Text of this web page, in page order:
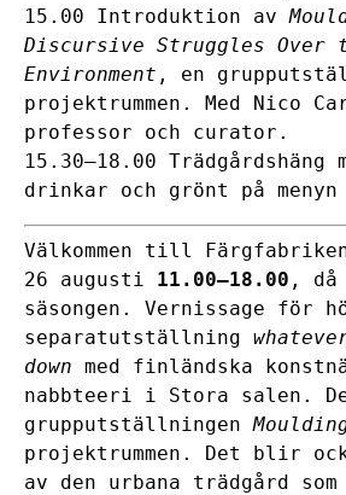
15.00 Introduktion av
Discursive Struggles Over
Environment , en
projektrummen. Med Nico
professor och curator.
15.30–18.00 Trädgårdshäng
drinkar och grönt på
Välkommen till
26 augusti 11.00–18.00 , då
säsongen. Vernissage för
separatutställning
down med finländska
nabbteeri i Stora salen.
grupputställningen
projektrummen. Det blir
av den urbana trädgård